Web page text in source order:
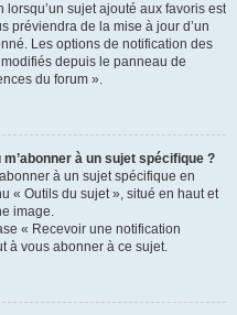
sujet ajouté aux favoris est
préviendra de la mise à jour d’un
Les options de notification des
depuis le panneau de
du forum ».
à un sujet spécifique ?
à un sujet spécifique en
« Outils du sujet », situé en haut et
image.
« Recevoir une notification
à vous abonner à ce sujet.